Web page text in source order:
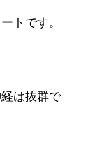
トです。
は抜群で